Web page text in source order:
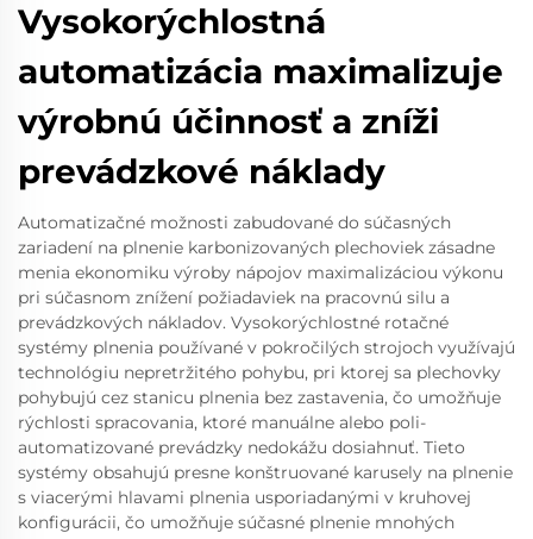
Vysokorýchlostná
automatizácia maximalizuje
výrobnú účinnosť a zníži
prevádzkové náklady
Automatizačné možnosti zabudované do súčasných
zariadení na plnenie karbonizovaných plechoviek zásadne
menia ekonomiku výroby nápojov maximalizáciou výkonu
pri súčasnom znížení požiadaviek na pracovnú silu a
prevádzkových nákladov. Vysokorýchlostné rotačné
systémy plnenia používané v pokročilých strojoch využívajú
technológiu nepretržitého pohybu, pri ktorej sa plechovky
pohybujú cez stanicu plnenia bez zastavenia, čo umožňuje
rýchlosti spracovania, ktoré manuálne alebo poli-
automatizované prevádzky nedokážu dosiahnuť. Tieto
systémy obsahujú presne konštruované karusely na plnenie
s viacerými hlavami plnenia usporiadanými v kruhovej
konfigurácii, čo umožňuje súčasné plnenie mnohých